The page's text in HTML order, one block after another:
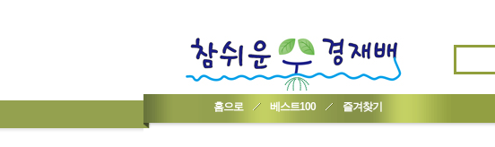
홈으로 베스트100 즐겨찾기
★기업회원가입 방법..